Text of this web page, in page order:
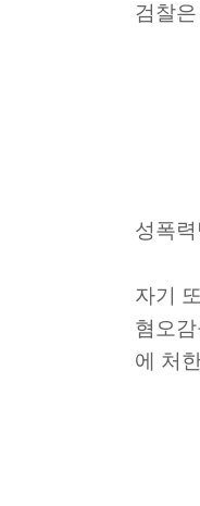
검찰
성폭
자기
혐오
에 처